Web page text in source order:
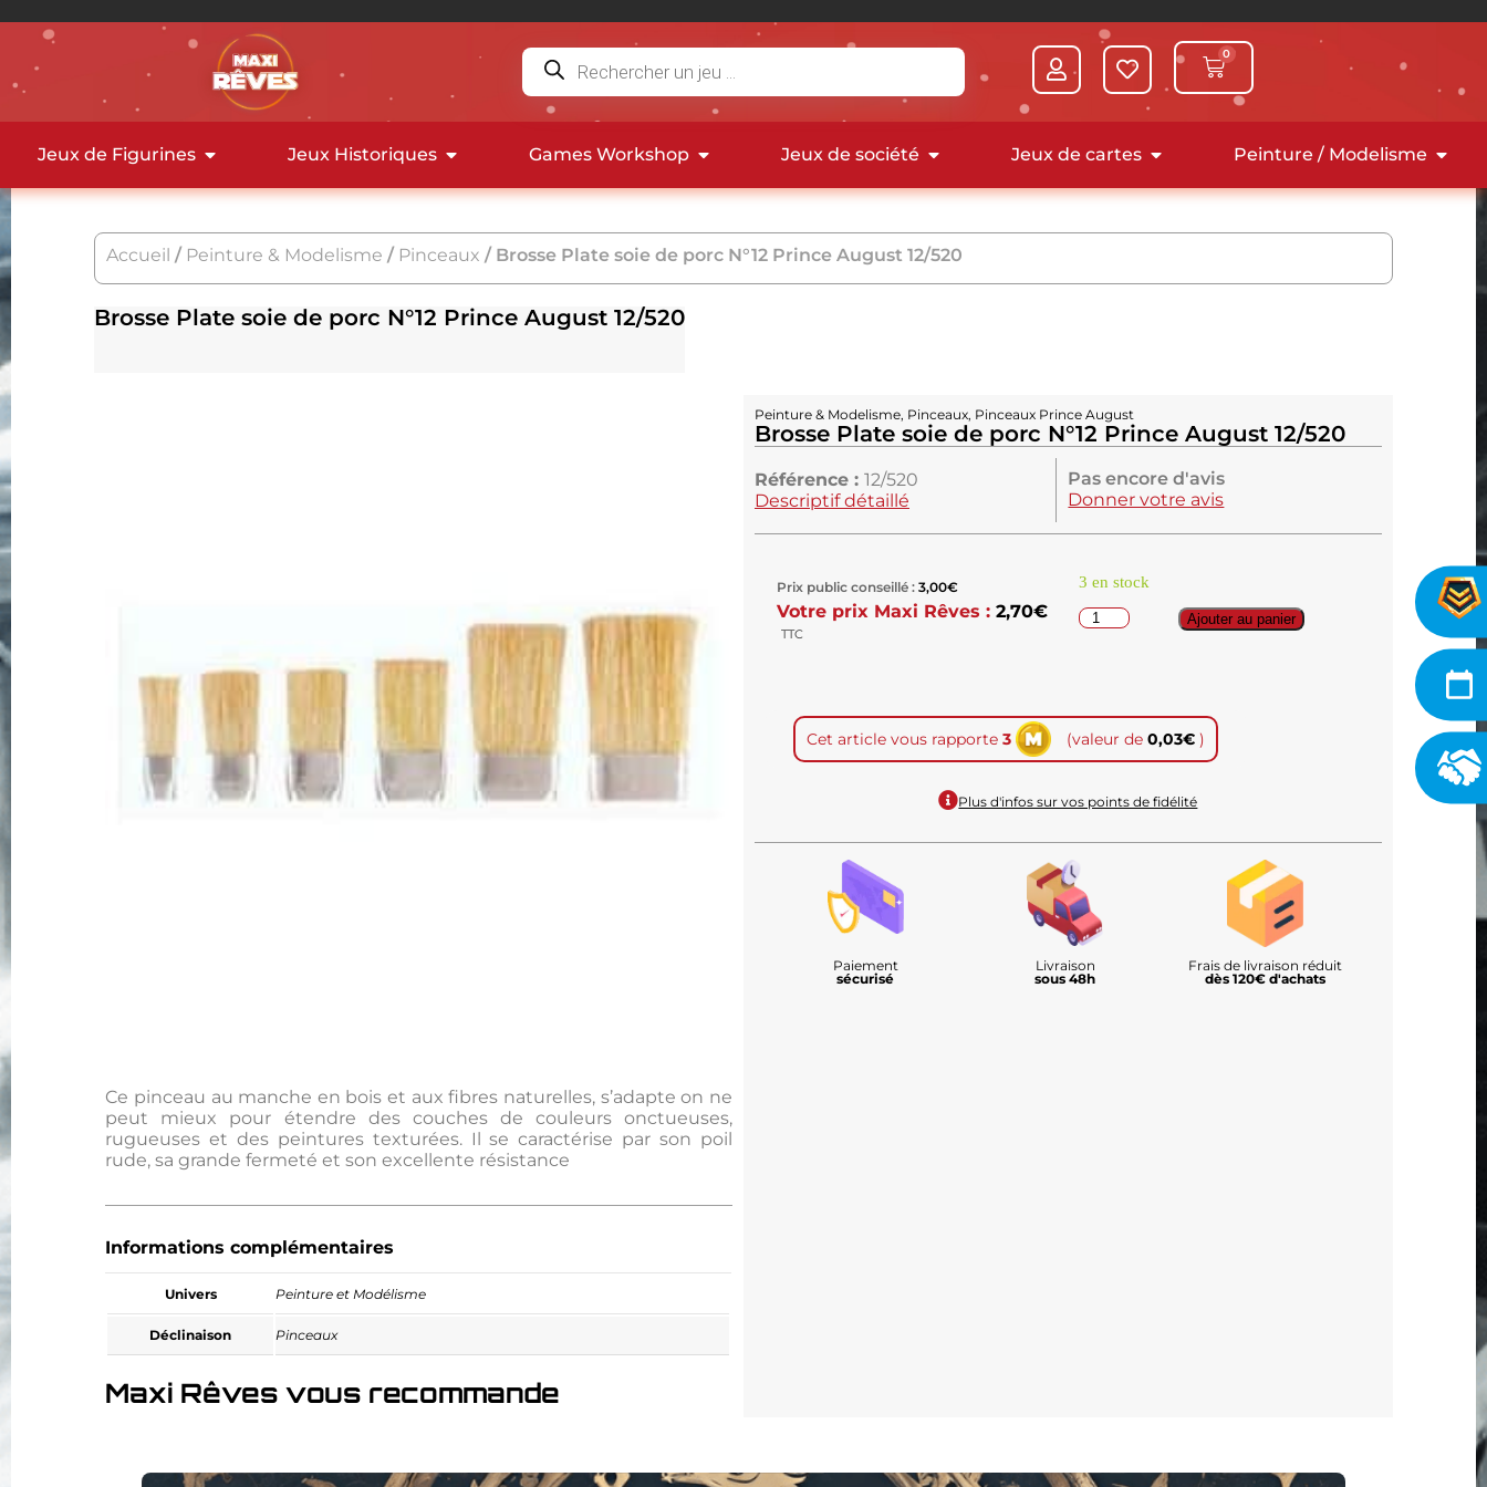
0
Jeux de Figurines Jeux Historiques Games Workshop Jeux de société Jeux de cartes Peinture / Modelisme
Accueil / Peinture & Modelisme / Pinceaux / Brosse Plate soie de porc N°12 Prince August 12/520
Brosse Plate soie de porc N°12 Prince August 12/520
Ce pinceau au manche en bois et aux fibres naturelles, s’adapte on ne
peut mieux pour étendre des couches de couleurs onctueuses,
rugueuses et des peintures texturées. Il se caractérise par son poil
rude, sa grande fermeté et son excellente résistance
Informations complémentaires
Univers Peinture et Modélisme
Déclinaison Pinceaux
Maxi Rêves vous recommande
Peinture & Modelisme, Pinceaux, Pinceaux Prince August
Brosse Plate soie de porc N°12 Prince August 12/520
Référence : 12/520
Descriptif détaillé
Pas encore d'avis
Donner votre avis
Prix public conseillé : 3,00€
Votre prix Maxi Rêves : 2,70€
TTC
3 en stock
Ajouter au panier
Cet article vous rapporte 3 (valeur de 0,03€ )
Plus d'infos sur vos points de fidélité
Paiement
sécurisé
Livraison
sous 48h
Frais de livraison réduit
dès 120€ d'achats